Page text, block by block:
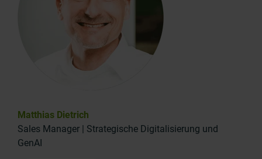
Matthias Dietrich
Sales Manager | Strategische Digitalisierung und
GenAI